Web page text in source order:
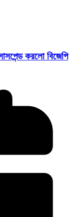
করলো বিজেপি